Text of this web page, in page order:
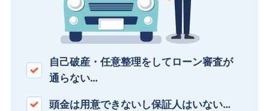
自己破産・任意整理をしてローン審査が
通らない…
頭金は用意できないし保証人はいない…